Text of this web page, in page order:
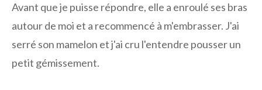
Avant que je puisse répondre, elle a enroulé ses bras
autour de moi et a recommencé à m'embrasser. J'ai
serré son mamelon et j'ai cru l'entendre pousser un
petit gémissement.